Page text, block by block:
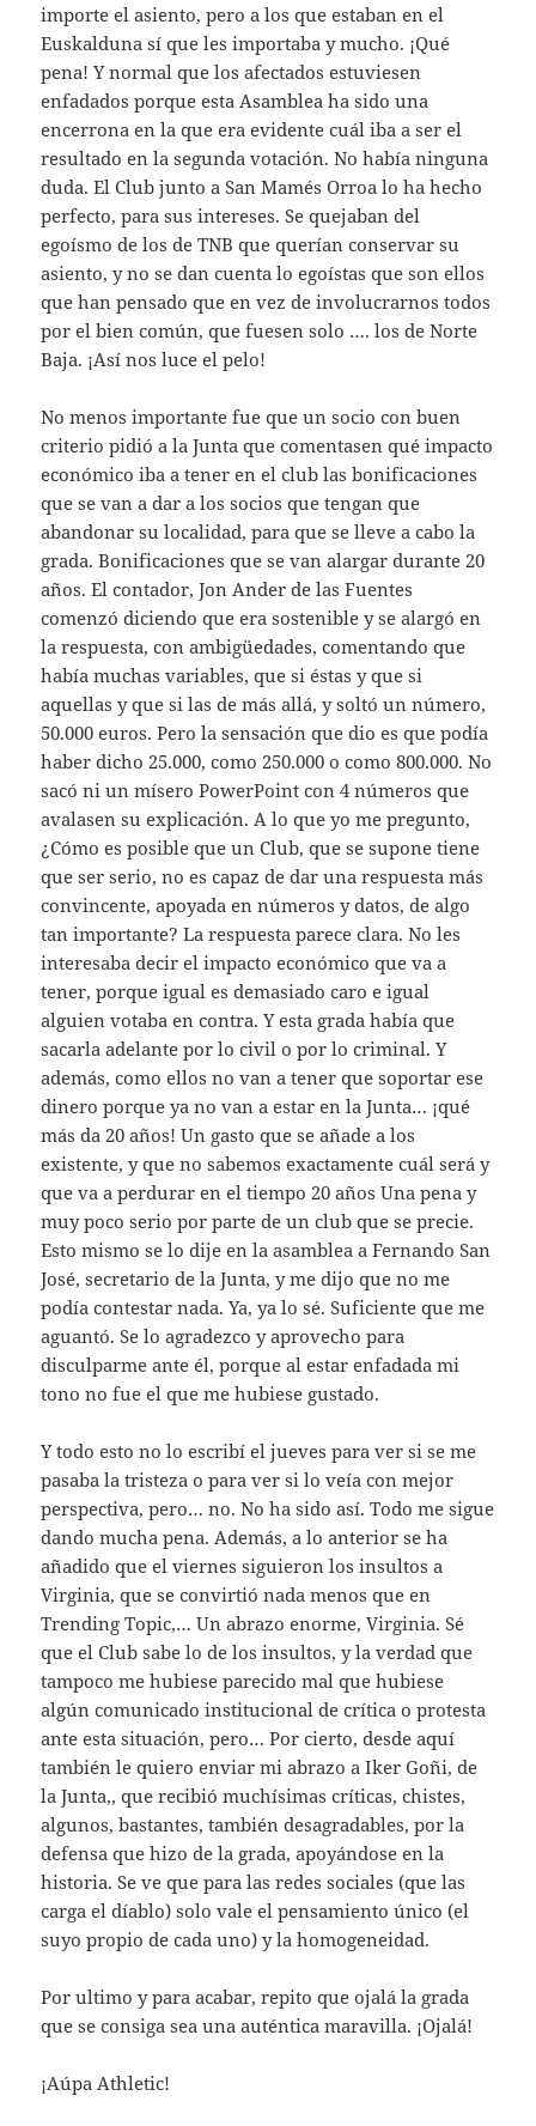
importe el asiento, pero a los que estaban en el
Euskalduna sí que les importaba y mucho. ¡Qué
pena! Y normal que los afectados estuviesen
enfadados porque esta Asamblea ha sido una
encerrona en la que era evidente cuál iba a ser el
resultado en la segunda votación. No había ninguna
duda. El Club junto a San Mamés Orroa lo ha hecho
perfecto, para sus intereses. Se quejaban del
egoísmo de los de TNB que querían conservar su
asiento, y no se dan cuenta lo egoístas que son ellos
que han pensado que en vez de involucrarnos todos
por el bien común, que fuesen solo …. los de Norte
Baja. ¡Así nos luce el pelo!
No menos importante fue que un socio con buen
criterio pidió a la Junta que comentasen qué impacto
económico iba a tener en el club las bonificaciones
que se van a dar a los socios que tengan que
abandonar su localidad, para que se lleve a cabo la
grada. Bonificaciones que se van alargar durante 20
años. El contador, Jon Ander de las Fuentes
comenzó diciendo que era sostenible y se alargó en
la respuesta, con ambigüedades, comentando que
había muchas variables, que si éstas y que si
aquellas y que si las de más allá, y soltó un número,
50.000 euros. Pero la sensación que dio es que podía
haber dicho 25.000, como 250.000 o como 800.000. No
sacó ni un mísero PowerPoint con 4 números que
avalasen su explicación. A lo que yo me pregunto,
¿Cómo es posible que un Club, que se supone tiene
que ser serio, no es capaz de dar una respuesta más
convincente, apoyada en números y datos, de algo
tan importante? La respuesta parece clara. No les
interesaba decir el impacto económico que va a
tener, porque igual es demasiado caro e igual
alguien votaba en contra. Y esta grada había que
sacarla adelante por lo civil o por lo criminal. Y
además, como ellos no van a tener que soportar ese
dinero porque ya no van a estar en la Junta… ¡qué
más da 20 años! Un gasto que se añade a los
existente, y que no sabemos exactamente cuál será y
que va a perdurar en el tiempo 20 años Una pena y
muy poco serio por parte de un club que se precie.
Esto mismo se lo dije en la asamblea a Fernando San
José, secretario de la Junta, y me dijo que no me
podía contestar nada. Ya, ya lo sé. Suficiente que me
aguantó. Se lo agradezco y aprovecho para
disculparme ante él, porque al estar enfadada mi
tono no fue el que me hubiese gustado.
Y todo esto no lo escribí el jueves para ver si se me
pasaba la tristeza o para ver si lo veía con mejor
perspectiva, pero… no. No ha sido así. Todo me sigue
dando mucha pena. Además, a lo anterior se ha
añadido que el viernes siguieron los insultos a
Virginia, que se convirtió nada menos que en
Trending Topic,… Un abrazo enorme, Virginia. Sé
que el Club sabe lo de los insultos, y la verdad que
tampoco me hubiese parecido mal que hubiese
algún comunicado institucional de crítica o protesta
ante esta situación, pero… Por cierto, desde aquí
también le quiero enviar mi abrazo a Iker Goñi, de
la Junta,, que recibió muchísimas críticas, chistes,
algunos, bastantes, también desagradables, por la
defensa que hizo de la grada, apoyándose en la
historia. Se ve que para las redes sociales (que las
carga el díablo) solo vale el pensamiento único (el
suyo propio de cada uno) y la homogeneidad.
Por ultimo y para acabar, repito que ojalá la grada
que se consiga sea una auténtica maravilla. ¡Ojalá!
¡Aúpa Athletic!